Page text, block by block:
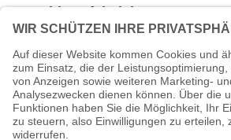
Widerrufsbelehrung
Aktuelle